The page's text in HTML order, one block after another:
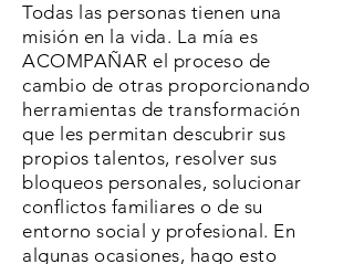
Todas las personas tienen una
misión en la vida. La mía es
ACOMPAÑAR el proceso de
cambio de otras proporcionando
herramientas de transformación
que les permitan descubrir sus
propios talentos, resolver sus
bloqueos personales, solucionar
conflictos familiares o de su
entorno social y profesional. En
algunas ocasiones, hago esto